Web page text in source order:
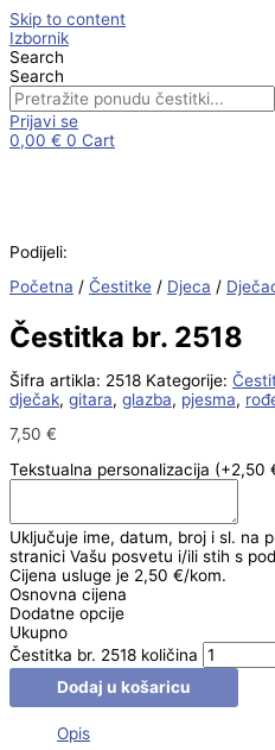
Skip to content
Izbornik
Search
Search
Prijavi se
0,00 € 0 Cart
Podijeli:
Početna / Čestitke / Djeca /
Čestitka br. 2518
Šifra artikla: 2518 Kategorije:
dječak, gitara, glazba, pjesma,
7,50 €
Tekstualna personalizacija (+2,50
Uključuje ime, datum, broj i sl. na
stranici Vašu posvetu i/ili stih s
Cijena usluge je 2,50 €/kom.
Osnovna cijena
Dodatne opcije
Ukupno
Čestitka br. 2518 količina
Dodaj u košaricu
Opis